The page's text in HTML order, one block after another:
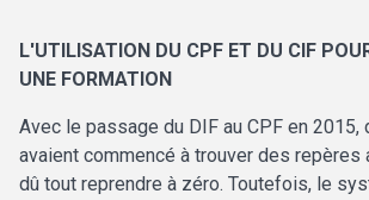
L'UTILISATION DU CPF ET DU CIF
UNE FORMATION
Avec le passage du DIF au CPF en
avaient commencé à trouver des repères
dû tout reprendre à zéro. Toutefois, le